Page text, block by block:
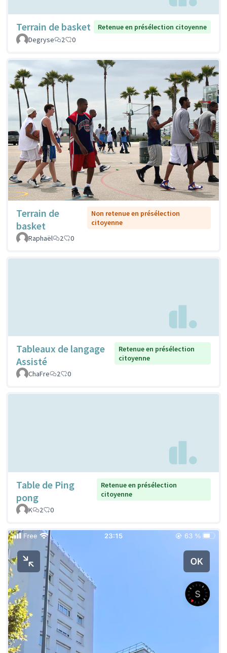
Terrain de basket
Retenue en présélection citoyenne
Degryse
2 0
Terrain de
basket
Non retenue en présélection
citoyenne
Raphaël
2 0
Tableaux de langage
Assisté
Retenue en présélection
citoyenne
ChaFre
2 0
Table de Ping
pong
Retenue en présélection
citoyenne
K
2 0